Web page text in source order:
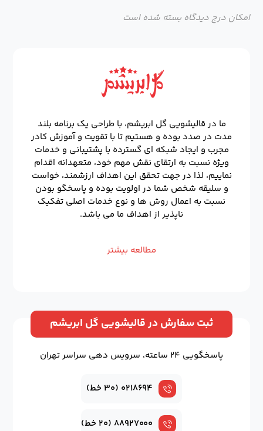
امکان درج دیدگاه بسته شده است
ما در قالیشویی گل ابریشم، با طراحی یک برنامه بلند
مدت در صدد بوده و هستیم تا با تقویت و آموزش کادر
مجرب و ایجاد شبکه ای گسترده با پشتیبانی و خدمات
ویژه نسبت به ارتقای نقش مهم خود، متعهدانه اقدام
نماییم، لذا در جهت تحقق این اهداف ارزشمند، خواست
و سلیقه شخص شما در اولویت بوده و پاسخگو بودن
نسبت به اعمال روش ها و نوع خدمات اصلی تفکیک
ناپذیر از اهداف ما می باشد.
مطالعه بیشتر
ثبت سفارش در قالیشویی گل ابریشم
پاسخگویی ۲۴ ساعته، سرویس دهی سراسر تهران
۰۲۱۸۶۹۴ (۳۰ خط)
۸۸۹۲۷۰۰۰ (۲۰ خط)